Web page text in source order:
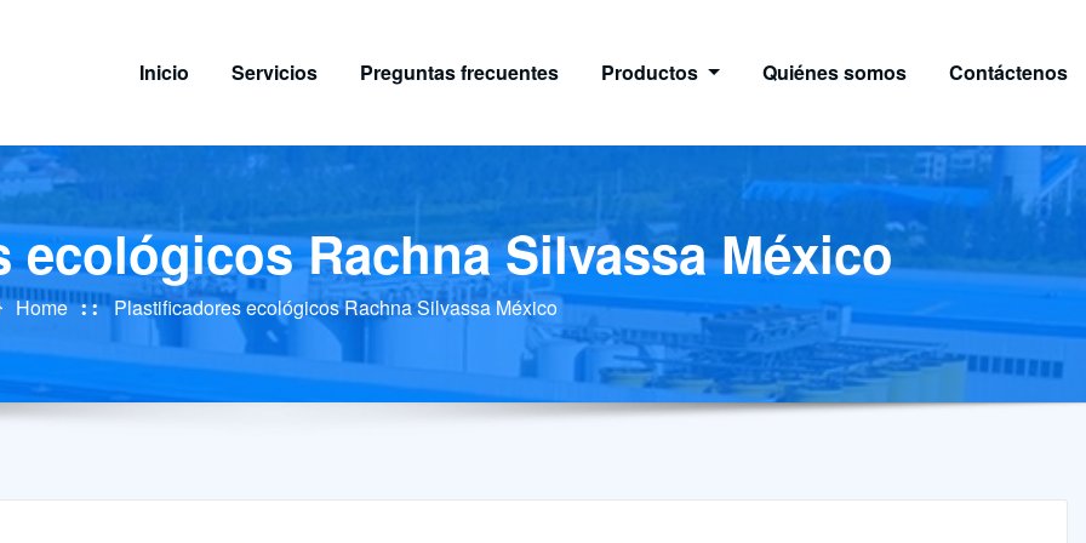
Inicio Servicios Preguntas frecuentes Productos Quiénes somos Contáctenos
Rachna Silvassa México
Home Plastificadores ecológicos Rachna Silvassa México